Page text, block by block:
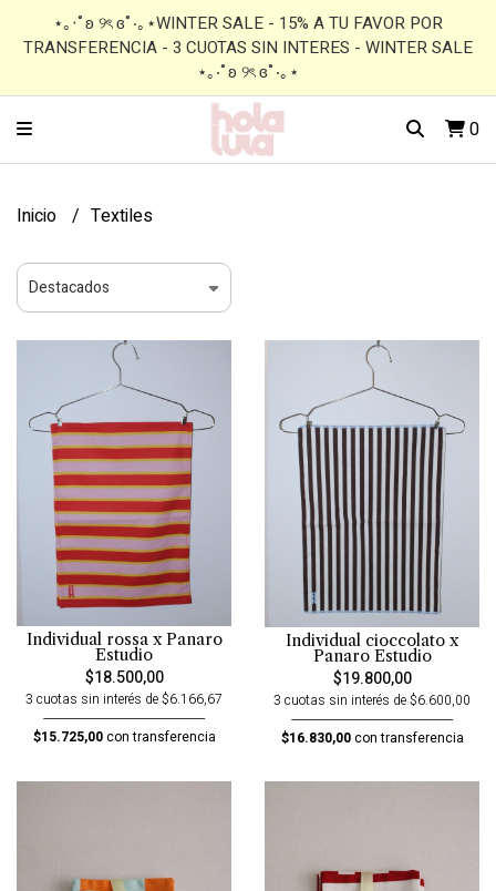
⋆｡‧˚ʚ ୨ৎ ɞ˚‧｡⋆WINTER SALE - 15% A TU FAVOR POR
TRANSFERENCIA - 3 CUOTAS SIN INTERES - WINTER SALE
⋆｡‧˚ʚ ୨ৎ ɞ˚‧｡⋆
0
Inicio Textiles
Individual rossa x Panaro
Estudio
$18.500,00
3 cuotas sin interés de $6.166,67
$15.725,00con transferencia
Individual cioccolato x
Panaro Estudio
$19.800,00
3 cuotas sin interés de $6.600,00
$16.830,00con transferencia